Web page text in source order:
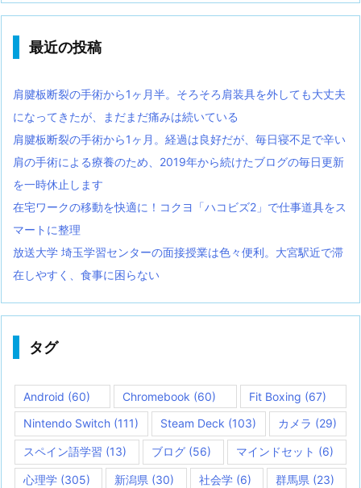
最近の投稿
肩腱板断裂の手術から1ヶ月半。そろそろ肩装具を外しても大丈夫
になってきたが、まだまだ痛みは続いている
肩腱板断裂の手術から1ヶ月。経過は良好だが、毎日寝不足で辛い
肩の手術による療養のため、2019年から続けたブログの毎日更新
を一時休止します
在宅ワークの移動を快適に！コクヨ「ハコビズ2」で仕事道具をス
マートに整理
放送大学 埼玉学習センターの面接授業は色々便利。大宮駅近で滞
在しやすく、食事に困らない
タグ
Android (60) Chromebook (60) Fit Boxing (67)
Nintendo Switch (111) Steam Deck (103) カメラ (29)
スペイン語学習 (13) ブログ (56) マインドセット (6)
心理学 (305) 新潟県 (30) 社会学(6) 群馬県(23)